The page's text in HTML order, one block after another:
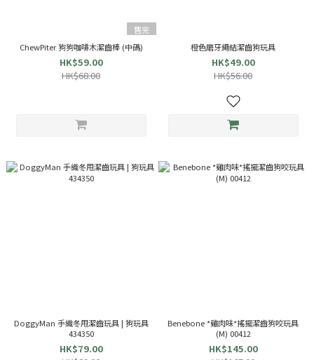
售完
ChewPiter 狗狗咖啡木潔齒棒 (中碼)
HK$59.00
HK$68.00
橙色磨牙繩結潔齒狗玩具
HK$49.00
HK$56.00
DoggyMan 手織冬甩潔齒玩具 | 狗玩具
434350
HK$79.00
Benebone *雞肉味*搖擺潔齒狗咬玩具
(M) 00412
HK$145.00